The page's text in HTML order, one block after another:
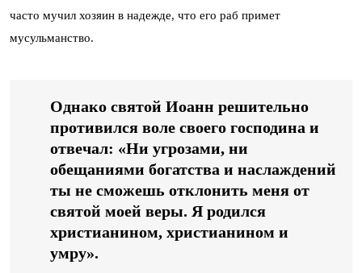
часто мучил хозяин в надежде, что его раб примет
мусульманство.
Однако святой Иоанн решительно
противился воле своего господина и
отвечал: «Ни угрозами, ни
обещаниями богатства и наслаждений
ты не сможешь отклонить меня от
святой моей веры. Я родился
христианином, христианином и
умру».